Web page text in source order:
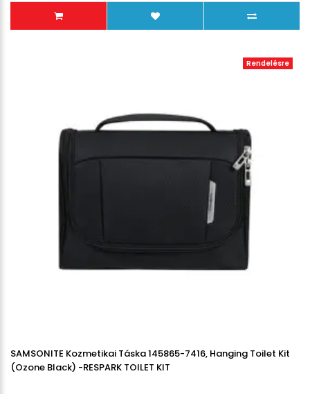
Rendelésre
SAMSONITE Kozmetikai Táska 145865-7416, Hanging Toilet Kit
(Ozone Black) -RESPARK TOILET KIT